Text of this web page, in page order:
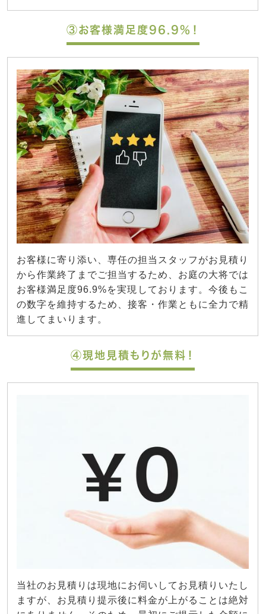
③お客様満足度96.9%！
お客様に寄り添い、専任の担当スタッフがお見積り
から作業終了までご担当するため、お庭の大将では
お客様満足度96.9%を実現しております。今後もこ
の数字を維持するため、接客・作業ともに全力で精
進してまいります。
④現地見積もりが無料！
当社のお見積りは現地にお伺いしてお見積りいたし
ますが、お見積り提示後に料金が上がることは絶対